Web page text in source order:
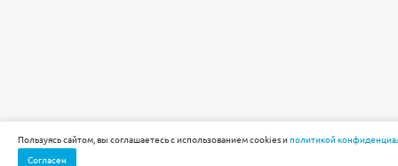
Пользуясь сайтом, вы соглашаетесь с использованием cookies иполитикой
Согласен